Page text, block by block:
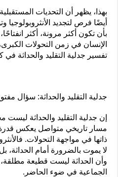
بهذا، يظهر أن التحديات
أيضًا فرص لتجديد
بأن تكون أكثر مرونة، أكثر
الإنسان في زمن التحولات
تفسير جدلية التقليد والحداثة في
جدلية التقليد والحداثة: سؤال
إن جدلية التقليد والحداثة ليست
مسار تاريخي متواصل يعكس قدرة
ذاتها في مواجهة التحولات.
لا يموت بالضرورة أمام الحداثة،
وأن الحداثة ليست قطيعة مطلقة،
الجماعية في ضوء الحاضر.